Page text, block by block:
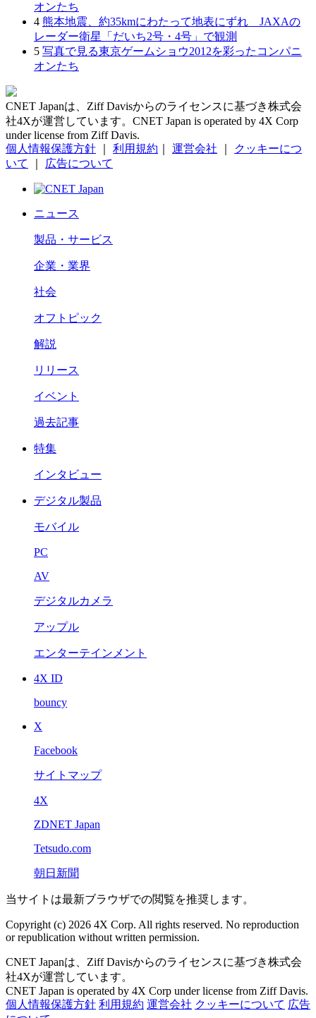
オンたち
4 熊本地震、約35kmにわたって地表にずれ JAXAの
レーダー衛星「だいち2号・4号」で観測
5 写真で見る東京ゲームショウ2012を彩ったコンパニ
オンたち
CNET Japanは、Ziff Davisからのライセンスに基づき株式会
社4Xが運営しています。CNET Japan is operated by 4X Corp
under license from Ziff Davis.
個人情報保護方針
利用規約 運営会社
クッキーにつ
いて
広告について
ニュース
製品・サービス
企業・業界
社会
オフトピック
解説
リリース
イベント
過去記事
特集
インタビュー
デジタル製品
モバイル
PC
AV
デジタルカメラ
アップル
エンターテインメント
4X ID
bouncy
X
Facebook
サイトマップ
4X
ZDNET Japan
Tetsudo.com
朝日新聞
当サイトは最新ブラウザでの閲覧を推奨します。
Copyright (c) 2026 4X Corp. All rights reserved. No reproduction
or republication without written permission.
CNET Japanは、Ziff Davisからのライセンスに基づき株式会
社4Xが運営しています。
CNET Japan is operated by 4X Corp under license from Ziff Davis.
個人情報保護方針 利用規約 運営会社 クッキーについて 広告